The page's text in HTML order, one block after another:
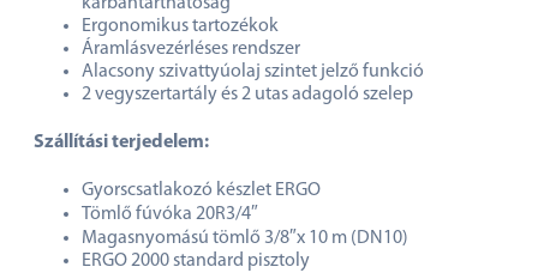
Ergonomikus tartozékok
Áramlásvezérléses rendszer
Alacsony szivattyúolaj szintet jelző funkció
2 vegyszertartály és 2 utas adagoló szelep
Szállítási terjedelem:
Gyorscsatlakozó készlet ERGO
Tömlő fúvóka 20R3/4″
Magasnyomású tömlő 3/8″x 10 m (DN10)
ERGO 2000 standard pisztoly